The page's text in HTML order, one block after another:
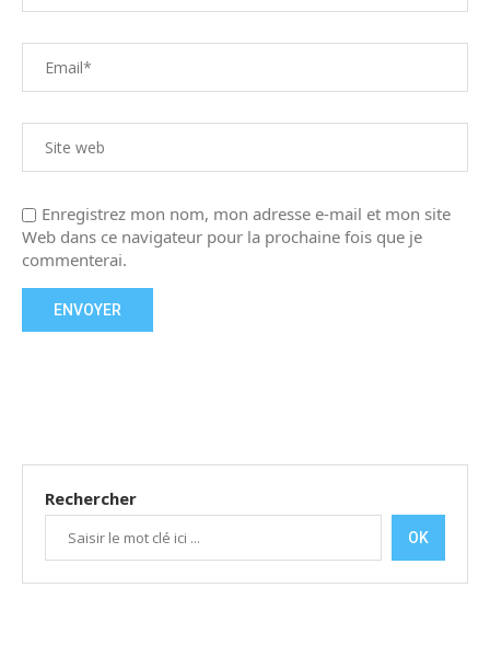
Enregistrez mon nom, mon adresse e-mail et mon site
Web dans ce navigateur pour la prochaine fois que je
commenterai.
Rechercher
OK